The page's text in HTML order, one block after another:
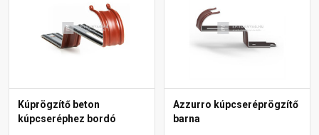
Kúprögzítő beton
kúpcseréphez bordó
Azzurro kúpcseréprögzítő
barna